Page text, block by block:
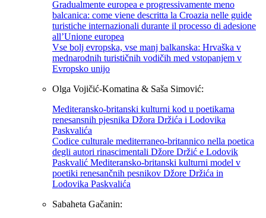
Gradualmente europea e progressivamente meno
balcanica: come viene descritta la Croazia nelle guide
turistiche internazionali durante il processo di adesione
all’Unione europea
Vse bolj evropska, vse manj balkanska: Hrvaška v
mednarodnih turističnih vodičih med vstopanjem v
Evropsko unijo
Olga Vojičić-Komatina & Saša Simović:
Mediteransko-britanski kulturni kod u poetikama
renesansnih pjesnika Džora Držića i Lodovika
Paskvalića
Codice culturale mediterraneo-britannico nella poetica
degli autori rinascimentali Džore Držić e Lodovik
Paskvalić Mediteransko-britanski kulturni model v
poetiki renesančnih pesnikov Džore Držića in
Lodovika Paskvalića
Sabaheta Gačanin: